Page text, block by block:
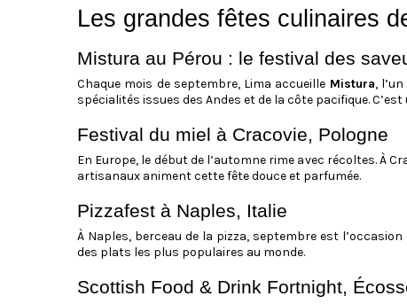
Les grandes fêtes culinaires
Mistura au Pérou : le festival des
Chaque mois de septembre, Lima accueille Mistura,
spécialités issues des Andes et de la côte pacifique.
Festival du miel à Cracovie, Pologne
En Europe, le début de l’automne rime avec récoltes. À
artisanaux animent cette fête douce et parfumée.
Pizzafest à Naples, Italie
À Naples, berceau de la pizza, septembre est l’occasion
des plats les plus populaires au monde.
Scottish Food & Drink Fortnight,